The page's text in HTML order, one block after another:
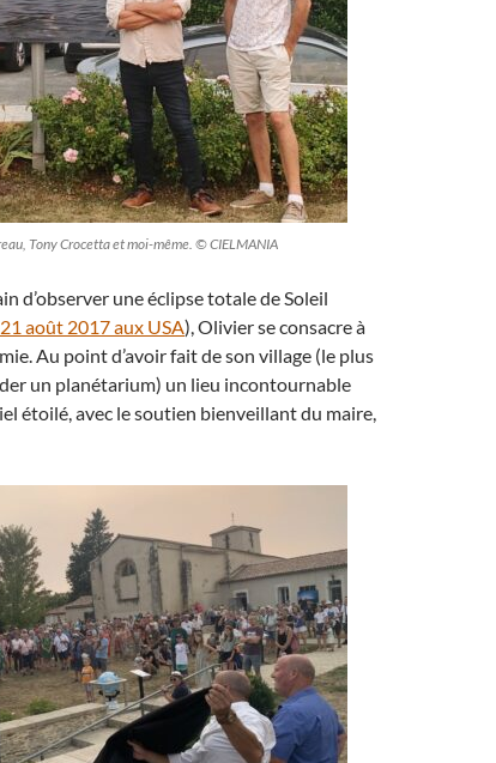
Tony Crocetta et moi-même. © CIELMANIA
d’observer une éclipse totale de Soleil
août 2017 aux USA), Olivier se consacre à
Au point d’avoir fait de son village (le plus
un planétarium) un lieu incontournable
étoilé, avec le soutien bienveillant du maire,